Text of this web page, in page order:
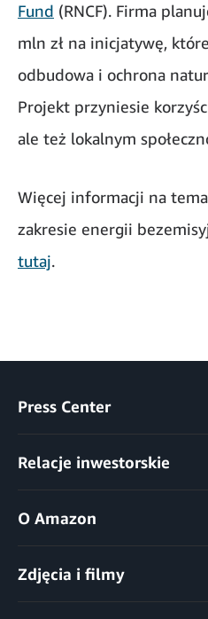
Fund (RNCF). Firma
mln zł na inicjatywę,
odbudowa i ochrona
Projekt przyniesie
ale też lokalnym
Więcej informacji na
zakresie energii
tutaj.
Press Center
Relacje inwestorskie
O Amazon
Zdjęcia i filmy